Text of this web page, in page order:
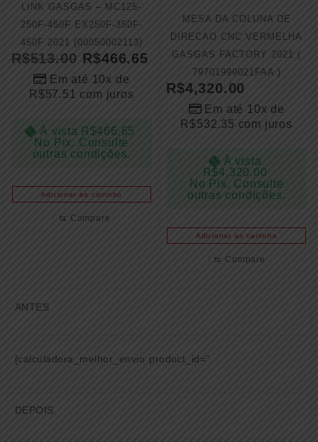
LINK GASGAS – MC125-
250F-450F EX250F-350F-
450F 2021 (00050002113)
R$513.00 R$466.65
Em até 10x de
R$57.51 com juros
À vista R$466.65
No Pix. Consulte
outras condições.
Adicionar ao carrinho
⇆ Compare
MESA DA COLUNA DE
DIRECAO CNC VERMELHA
GASGAS FACTORY 2021 (
79701999021FAA )
R$4,320.00
Em até 10x de
R$532.35 com juros
À vista
R$4,320.00
No Pix. Consulte
outras condições.
Adicionar ao carrinho
⇆ Compare
ANTES
[calculadora_melhor_envio product_id="
DEPOIS